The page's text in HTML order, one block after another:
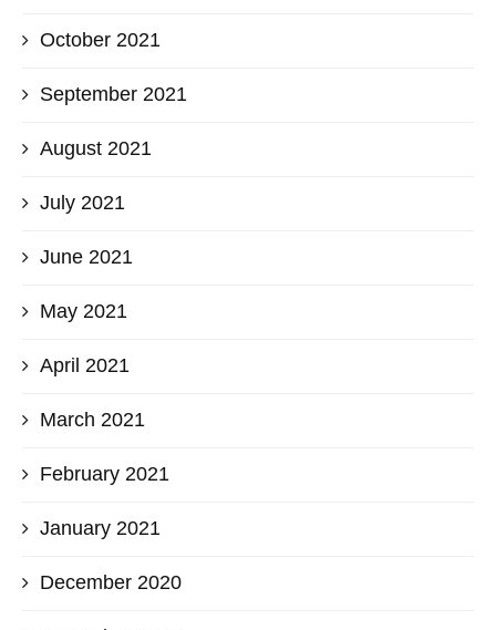
October 2021
September 2021
August 2021
July 2021
June 2021
May 2021
April 2021
March 2021
February 2021
January 2021
December 2020